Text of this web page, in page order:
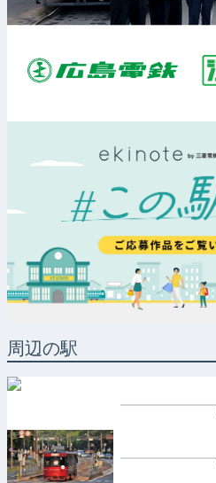
周辺の駅